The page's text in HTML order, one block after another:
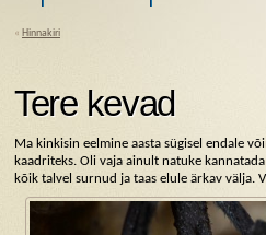
« Hinnakiri
Tere kevad
Ma kinkisin eelmine aasta sügisel endale
kaadriteks. Oli vaja ainult natuke
kõik talvel surnud ja taas elule ärkav välja.